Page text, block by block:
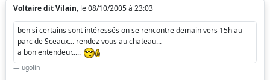
Voltaire dit Vilain, le 08/10/2005 à 23:03
ben si certains sont intéressés on se rencontre demain vers 15h au
parc de Sceaux... rendez vous au chateau...
a bon entendeur.....
ugolin